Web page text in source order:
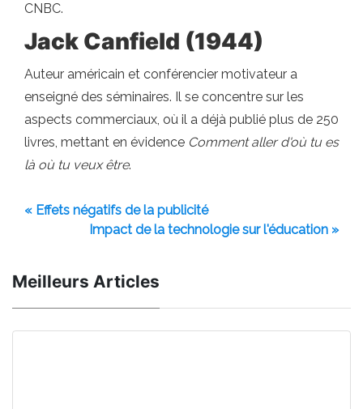
CNBC.
Jack Canfield (1944)
Auteur américain et conférencier motivateur a
enseigné des séminaires. Il se concentre sur les
aspects commerciaux, où il a déjà publié plus de 250
livres, mettant en évidence Comment aller d'où tu es
là où tu veux être.
« Effets négatifs de la publicité
Impact de la technologie sur l'éducation »
Meilleurs Articles